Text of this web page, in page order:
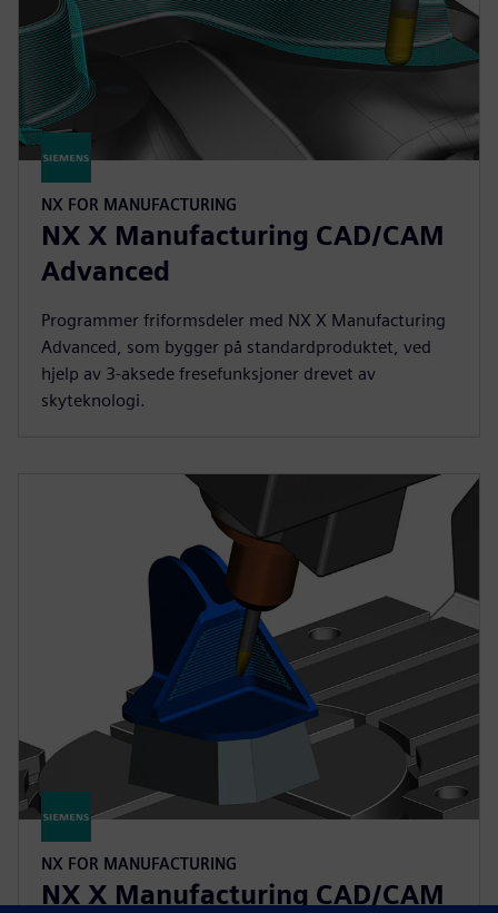
NX FOR MANUFACTURING
NX X Manufacturing CAD/CAM
Advanced
Programmer friformsdeler med NX X Manufacturing
Advanced, som bygger på standardproduktet, ved
hjelp av 3-aksede fresefunksjoner drevet av
skyteknologi.
NX FOR MANUFACTURING
NX X Manufacturing CAD/CAM